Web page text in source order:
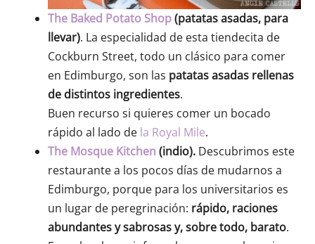
The Baked Potato Shop(patatas asadas, para
llevar). La especialidad de esta tiendecita de
Cockburn Street, todo un clásico para comer
en Edimburgo, son las patatas asadas rellenas
de distintos ingredientes.
Buen recurso si quieres comer un bocado
rápido al lado de la Royal Mile.
The Mosque Kitchen (indio). Descubrimos este
restaurante a los pocos días de mudarnos a
Edimburgo, porque para los universitarios es
un lugar de peregrinación: rápido, raciones
abundantes y sabrosas y, sobre todo, barato.